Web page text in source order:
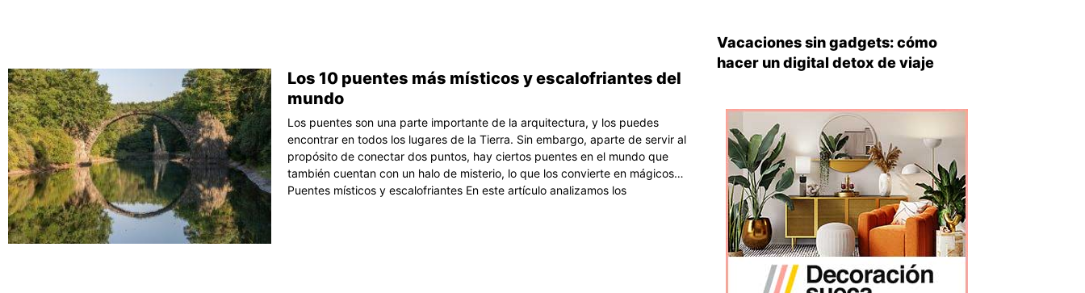
Los 10 puentes más místicos y escalofriantes del
mundo
Los puentes son una parte importante de la arquitectura, y los puedes
encontrar en todos los lugares de la Tierra. Sin embargo, aparte de servir al
propósito de conectar dos puntos, hay ciertos puentes en el mundo que
también cuentan con un halo de misterio, lo que los convierte en mágicos…
Puentes místicos y escalofriantes En este artículo analizamos los
Vacaciones sin gadgets: cómo
hacer un digital detox de viaje